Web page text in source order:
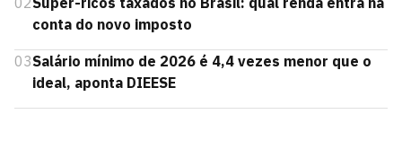
conta do novo imposto
03Salário mínimo de 2026 é 4,4 vezes menor que o
ideal, aponta DIEESE